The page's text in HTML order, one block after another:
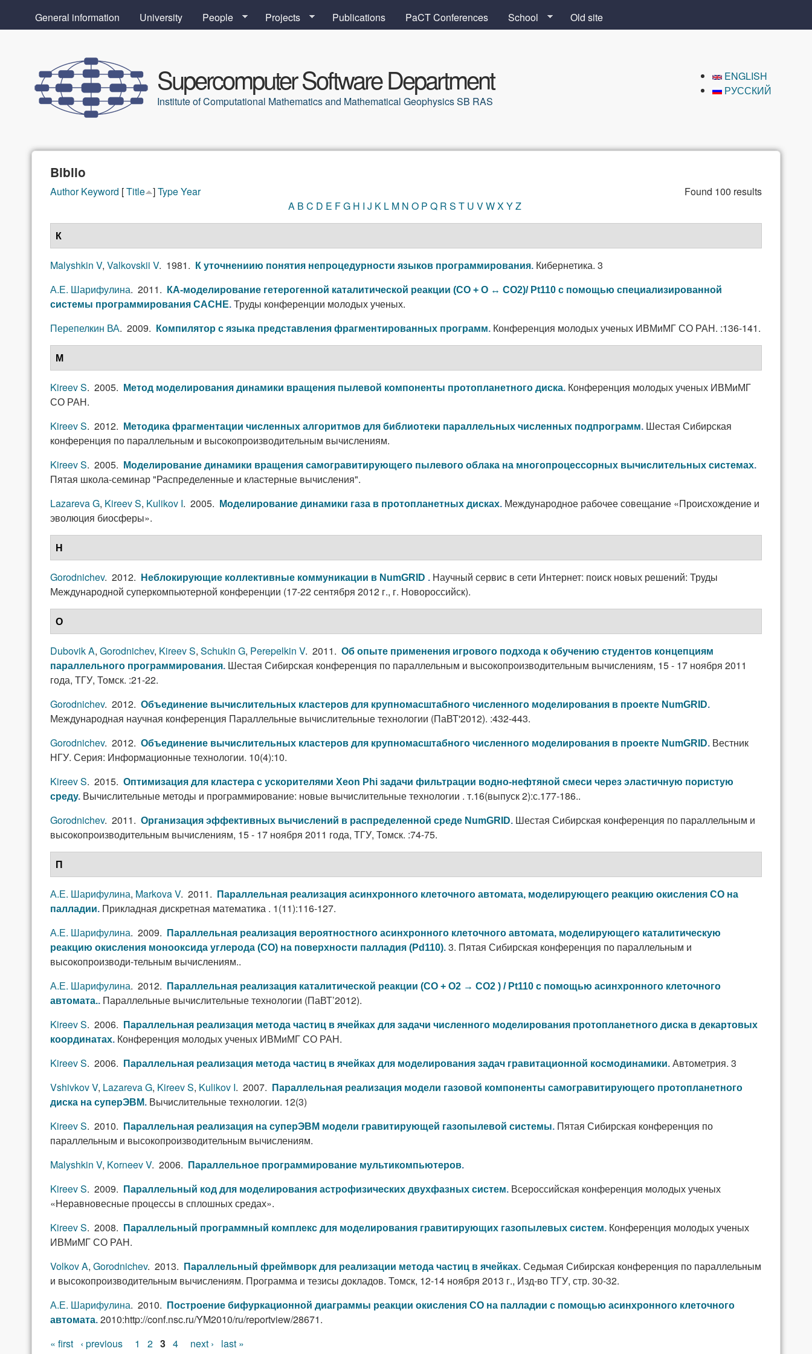
General information University People Projects Publications PaCT Conferences School Old site
Supercomputer Software Department
Institute of Computational Mathematics and Mathematical Geophysics SB RAS
ENGLISH
РУССКИЙ
Biblio
Found 100 results
Author Keyword [Title ]TypeYear
A B C D E FG H I J K L M N O P Q R S T U VWXYZ
К
Malyshkin V, Valkovskii V. 1981. К уточнениию понятия непроцедурности языков программирования. Кибернетика. 3
А.Е. Шарифулина. 2011.
КА-моделирование гетерогенной каталитической реакции (CO + O ↔ CO2)/ Pt110 с помощью специализированной
системы программирования CACHE. Труды конференции молодых ученых.
Перепелкин ВА. 2009. Компилятор с языка представления фрагментированных программ. Конференция молодых ученых ИВМиМГ СО РАН. :136-141.
М
Kireev S. 2005. Метод моделирования динамики вращения пылевой компоненты протопланетного диска. Конференция молодых ученых ИВМиМГ
СО РАН.
Kireev S. 2012. Методика фрагментации численных алгоритмов для библиотеки параллельных численных подпрограмм. Шестая Сибирская
конференция по параллельным и высокопроизводительным вычислениям.
Kireev S. 2005. Моделирование динамики вращения самогравитирующего пылевого облака на многопроцессорных вычислительных системах.
Пятая школа-семинар "Распределенные и кластерные вычисления".
Lazareva G, Kireev S, Kulikov I. 2005. Моделирование динамики газа в протопланетных дисках. Международное рабочее совещание «Происхождение и
эволюция биосферы».
Н
Gorodnichev. 2012. Неблокирующие коллективные коммуникации в NumGRID . Научный сервис в сети Интернет: поиск новых решений: Труды
Международной суперкомпьютерной конференции (17-22 сентября 2012 г., г. Новороссийск).
О
Dubovik A, Gorodnichev, Kireev S, Schukin G, Perepelkin V. 2011. Об опыте применения игрового подхода к обучению студентов концепциям
параллельного программирования. Шестая Сибирская конференция по параллельным и высокопроизводительным вычислениям, 15 - 17 ноября 2011
года, ТГУ, Томск. :21-22.
Gorodnichev. 2012. Объединение вычислительных кластеров для крупномасштабного численного моделирования в проекте NumGRID.
Международная научная конференция Параллельные вычислительные технологии (ПаВТ'2012). :432-443.
Gorodnichev. 2012. Объединение вычислительных кластеров для крупномасштабного численного моделирования в проекте NumGRID. Вестник
НГУ. Серия: Информационные технологии. 10(4):10.
Kireev S. 2015. Оптимизация для кластера с ускорителями Xeon Phi задачи фильтрации водно-нефтяной смеси через эластичную пористую
среду. Вычислительные методы и программирование: новые вычислительные технологии . т.16(выпуск 2):с.177-186..
Gorodnichev. 2011. Организация эффективных вычислений в распределенной среде NumGRID. Шестая Сибирская конференция по параллельным и
высокопроизводительным вычислениям, 15 - 17 ноября 2011 года, ТГУ, Томск. :74-75.
П
А.Е. Шарифулина, Markova V. 2011.
Параллельная реализация асинхронного клеточного автомата, моделирующего реакцию окисления CO на
палладии. Прикладная дискретная математика . 1(11):116-127.
А.Е. Шарифулина. 2009.
Параллельная реализация вероятностного асинхронного клеточного автомата, моделирующего каталитическую
реакцию окисления монооксида углерода (СО) на поверхности палладия (Pd110). 3. Пятая Сибирская конференция по параллельным и
высокопроизводи-тельным вычислениям..
А.Е. Шарифулина. 2012.
Параллельная реализация каталитической реакции (СО + О2 → СО2 ) / Pt110 с помощью асинхронного клеточного
автомата.. Параллельные вычислительные технологии (ПаВТ’2012).
Kireev S. 2006.
Параллельная реализация метода частиц в ячейках для задачи численного моделирования протопланетного диска в декартовых
координатах. Конференция молодых ученых ИВМиМГ СО РАН.
Kireev S. 2006. Параллельная реализация метода частиц в ячейках для моделирования задач гравитационной космодинамики. Автометрия. 3
Vshivkov V, Lazareva G, Kireev S, Kulikov I. 2007.
Параллельная реализация модели газовой компоненты самогравитирующего протопланетного
диска на суперЭВМ. Вычислительные технологии. 12(3)
Kireev S. 2010. Параллельная реализация на суперЭВМ модели гравитирующей газопылевой системы. Пятая Сибирская конференция по
параллельным и высокопроизводительным вычислениям.
Malyshkin V, Korneev V. 2006. Параллельное программирование мультикомпьютеров.
Kireev S. 2009. Параллельный код для моделирования астрофизических двухфазных систем. Всероссийская конференция молодых ученых
«Неравновесные процессы в сплошных средах».
Kireev S. 2008. Параллельный программный комплекс для моделирования гравитирующих газопылевых систем. Конференция молодых ученых
ИВМиМГ СО РАН.
Volkov A, Gorodnichev. 2013. Параллельный фреймворк для реализации метода частиц в ячейках. Седьмая Сибирская конференция по параллельным
и высокопроизводительным вычислениям. Программа и тезисы докладов. Томск, 12-14 ноября 2013 г., Изд-во ТГУ, стр. 30-32.
А.Е. Шарифулина. 2010.
Построение бифуркационной диаграммы реакции окисления СО на палладии с помощью асинхронного клеточного
автомата. 2010:http://conf.nsc.ru/YM2010/ru/reportview/28671.
« first ‹ previous 1 2 3 4 next › last »